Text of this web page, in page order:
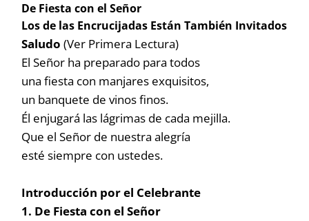
De Fiesta con el Señor
Los de las Encrucijadas Están También Invitados
Saludo(Ver Primera Lectura)
El Señor ha preparado para todos
una fiesta con manjares exquisitos,
un banquete de vinos finos.
Él enjugará las lágrimas de cada mejilla.
Que el Señor de nuestra alegría
esté siempre con ustedes.
Introducción por el Celebrante
1. De Fiesta con el Señor